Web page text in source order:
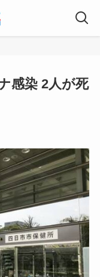
感染 2人が死